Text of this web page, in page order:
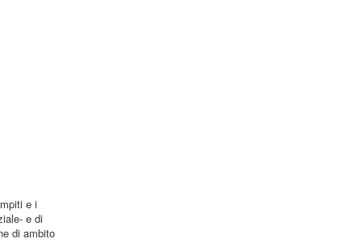
e i
e di
di ambito